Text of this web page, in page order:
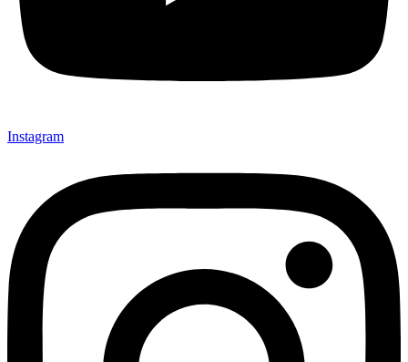
Instagram